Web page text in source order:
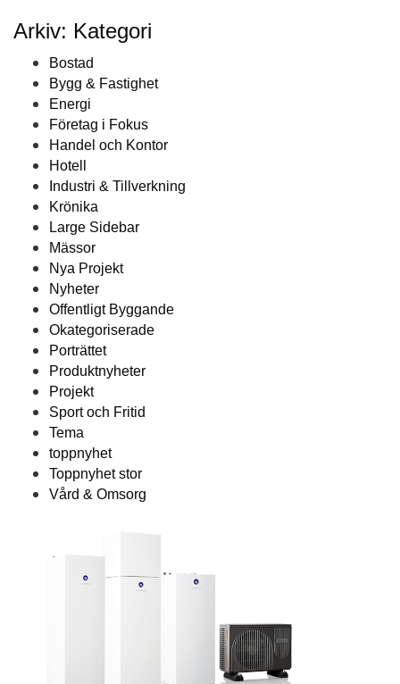
Arkiv: Kategori
Bostad
Bygg & Fastighet
Energi
Företag i Fokus
Handel och Kontor
Hotell
Industri & Tillverkning
Krönika
Large Sidebar
Mässor
Nya Projekt
Nyheter
Offentligt Byggande
Okategoriserade
Porträttet
Produktnyheter
Projekt
Sport och Fritid
Tema
toppnyhet
Toppnyhet stor
Vård & Omsorg